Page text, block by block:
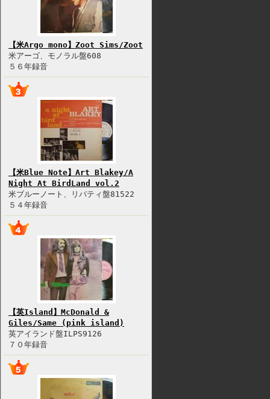
【米Argo mono】Zoot Sims/Zoot
米アーゴ、モノラル盤608
５６年録音
【米Blue Note】Art Blakey/A
Night At BirdLand vol.2
米ブルーノート、リバティ盤81522
５４年録音
【英Island】McDonald &
Giles/Same (pink island)
英アイランド盤ILPS9126
７０年録音